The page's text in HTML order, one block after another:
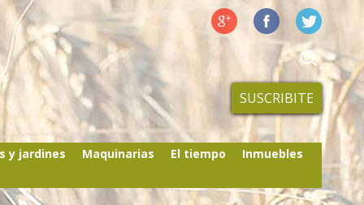
SUSCRIBITE
y jardines Maquinarias El tiempo
Inmuebles